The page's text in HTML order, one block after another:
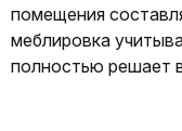
помещения
меблировка
полностью решает